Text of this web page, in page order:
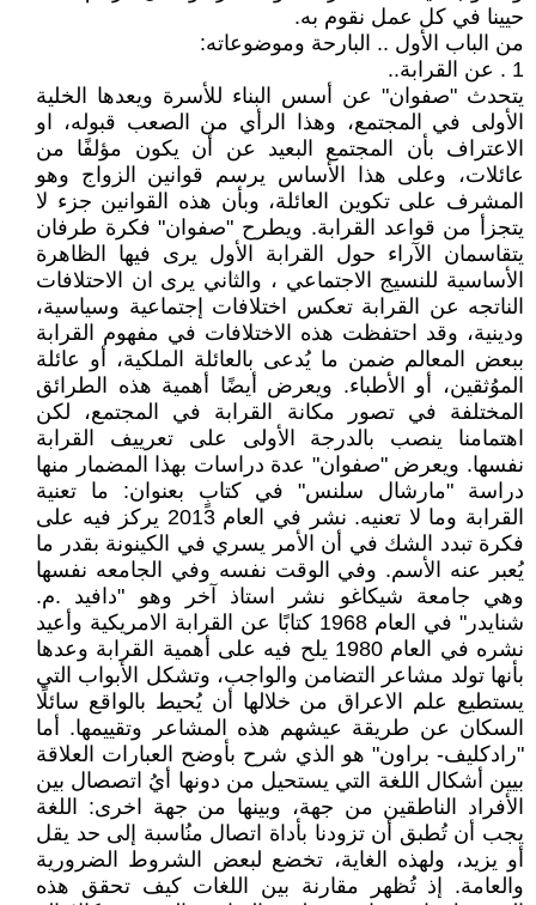
حيينا في كل عمل نقوم به.
من الباب الأول .. البارحة وموضوعاته:
1 . عن القرابة..
يتحدث "صفوان" عن أسس البناء للأسرة ويعدها الخلية
الأولى في المجتمع، وهذا الرأي من الصعب قبوله، او
الاعتراف بأن المجتمع البعيد عن أن يكون مؤلفًا من
عائلات، وعلى هذا الأساس يرسم قوانين الزواج وهو
المشرف على تكوين العائلة، وبأن هذه القوانين جزء لا
يتجزأ من قواعد القرابة. ويطرح "صفوان" فكرة طرفان
يتقاسمان الآراء حول القرابة الأول يرى فيها الظاهرة
الأساسية للنسيج الاجتماعي ، والثاني يرى ان الاحتلافات
الناتجه عن القرابة تعكس اختلافات إجتماعية وسياسية،
ودينية، وقد احتفظت هذه الاختلافات في مفهوم القرابة
ببعض المعالم ضمن ما يُدعى بالعائلة الملكية، أو عائلة
الموُثقين، أو الأطباء. ويعرض أيضًا أهمية هذه الطرائق
المختلفة في تصور مكانة القرابة في المجتمع، لكن
اهتمامنا ينصب بالدرجة الأولى على تعرييف القرابة
نفسها. ويعرض "صفوان" عدة دراسات بهذا المضمار منها
دراسة "مارشال سلنس" في كتابٍ بعنوان: ما تعنية
القرابة وما لا تعنيه. نشر في العام 2013 يركز فيه على
فكرة تبدد الشك في أن الأمر يسري في الكينونة بقدر ما
يُعبر عنه الأسم. وفي الوقت نفسه وفي الجامعه نفسها
وهي جامعة شيكاغو نشر استاذ آخر وهو "دافيد .م.
شنايدر" في العام 1968 كتابًا عن القرابة الامريكية وأعيد
نشره في العام 1980 يلح فيه على أهمية القرابة وعدها
بأنها تولد مشاعر التضامن والواجب، وتشكل الأبواب التي
يستطيع علم الاعراق من خلالها أن يُحيط بالواقع سائلًا
السكان عن طريقة عيشهم هذه المشاعر وتقييمها. أما
"رادكليف- براون" هو الذي شرح بأوضح العبارات العلاقة
بيين أشكال اللغة التي يستحيل من دونها أيُ اتصصال بين
الأفراد الناطقين من جهة، وبينها من جهة اخرى: اللغة
يجب أن تُطبق أن تزودنا بأداة اتصال منُاسبة إلى حد يقل
أو يزيد، ولهذه الغاية، تخضع لبعض الشروط الضرورية
والعامة. إذ تُظهر مقارنة بين اللغات كيف تحقق هذه